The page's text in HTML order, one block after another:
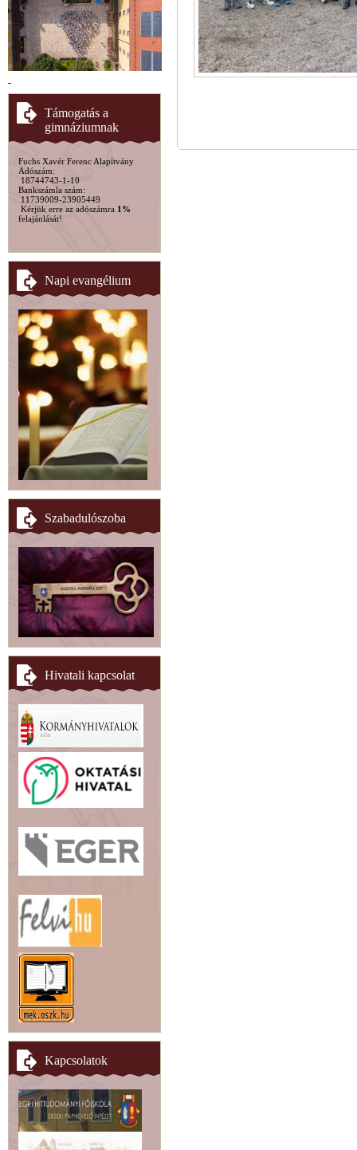
Támogatás a
gimnáziumnak
Fuchs Xavér Ferenc Alapítvány
Adószám:
18744743-1-10
Bankszámla szám:
11739009-23905449
Kérjük erre az adószámra 1%
felajánlását!
Napi evangélium
Szabadulószoba
Hivatali kapcsolat
Kapcsolatok